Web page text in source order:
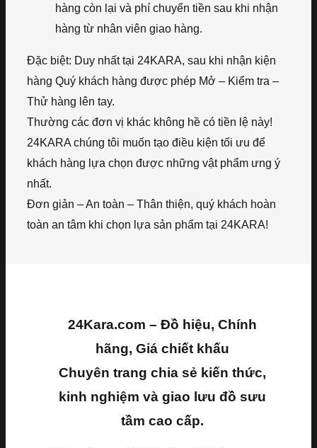
hàng còn lại và phí chuyển tiền sau khi nhận
hàng từ nhân viên giao hàng.
Đặc biệt: Duy nhất tại 24KARA, sau khi nhận kiện
hàng Quý khách hàng được phép Mở – Kiểm tra –
Thử hàng lên tay.
Thường các đơn vị khác không hề có tiền lệ này!
24KARA chúng tôi muốn tạo điều kiện tối ưu để
khách hàng lựa chọn được những vật phẩm ưng ý
nhất.
Đơn giản – An toàn – Thân thiện, quý khách hoàn
toàn an tâm khi chọn lựa sản phẩm tại 24KARA!
24Kara.com – Đồ hiệu, Chính
hãng, Giá chiết khấu
Chuyên trang chia sẻ kiến thức,
kinh nghiệm và giao lưu đồ sưu
tầm cao cấp.